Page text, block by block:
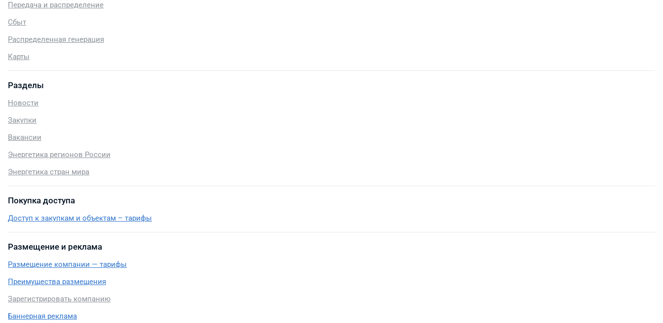
Передача и распределение
Сбыт
Распределенная генерация
Карты
Разделы
Новости
Закупки
Вакансии
Энергетика регионов России
Энергетика стран мира
Покупка доступа
Доступ к закупкам и объектам – тарифы
Размещение и реклама
Размещение компании — тарифы
Преимущества размещения
Зарегистрировать компанию
Баннерная реклама